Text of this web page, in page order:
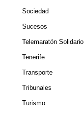
Sociedad
Sucesos
Telemaratón Solidario
Tenerife
Transporte
Tribunales
Turismo